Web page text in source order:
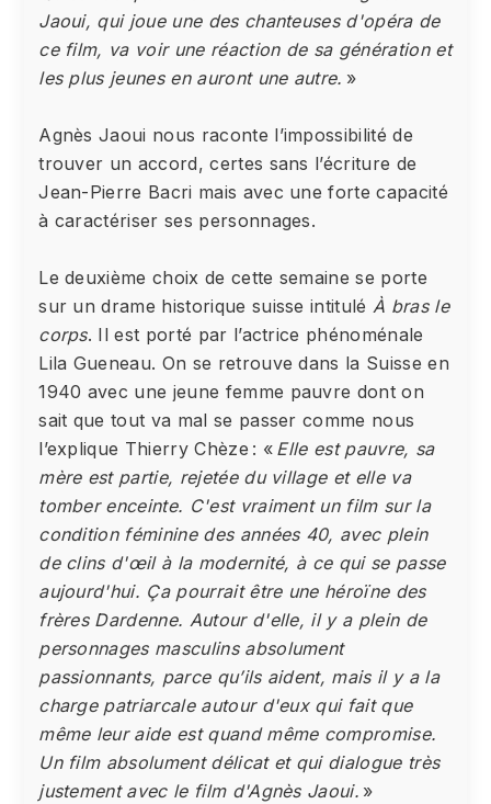
Jaoui, qui joue une des chanteuses d'opéra de
ce film, va voir une réaction de sa génération et
les plus jeunes en auront une autre. »
Agnès Jaoui nous raconte l’impossibilité de
trouver un accord, certes sans l’écriture de
Jean-Pierre Bacri mais avec une forte capacité
à caractériser ses personnages.
Le deuxième choix de cette semaine se porte
sur un drame historique suisse intituléÀ bras le
corps. Il est porté par l’actrice phénoménale
Lila Gueneau. On se retrouve dans la Suisse en
1940 avec une jeune femme pauvre dont on
sait que tout va mal se passer comme nous
l’explique Thierry Chèze : « Elle est pauvre, sa
mère est partie, rejetée du village et elle va
tomber enceinte. C'est vraiment un film sur la
condition féminine des années 40, avec plein
de clins d'œil à la modernité, à ce qui se passe
aujourd'hui. Ça pourrait être une héroïne des
frères Dardenne. Autour d'elle, il y a plein de
personnages masculins absolument
passionnants, parce qu’ils aident, mais il y a la
charge patriarcale autour d'eux qui fait que
même leur aide est quand même compromise.
Un film absolument délicat et qui dialogue très
justement avec le film d'Agnès Jaoui. »